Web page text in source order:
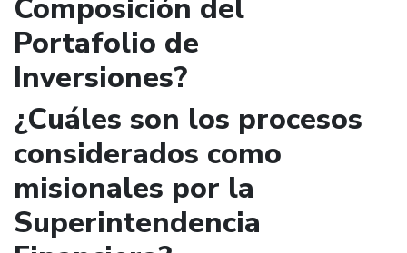
Composición del
Portafolio de
Inversiones?
¿Cuáles son los procesos
considerados como
misionales por la
Superintendencia